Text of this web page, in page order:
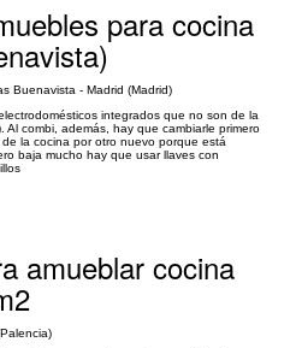
para cocina
Buenavista - Madrid (Madrid)
integrados que no son de la
Al combi, además, hay que cambiarle primero
la cocina por otro nuevo porque está
baja mucho hay que usar llaves con
amueblar cocina